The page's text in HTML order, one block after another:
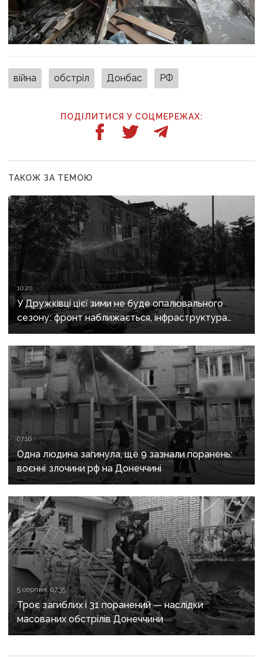
війна обстріл Донбас РФ
ПОДІЛИТИСЯ У СОЦМЕРЕЖАХ:
ТАКОЖ ЗА ТЕМОЮ
10:20
У Дружківці цієї зими не буде опалювального
сезону: фронт наближається, інфраструктура
критично зруйнована
07:16
Одна людина загинула, ще 9 зазнали поранень:
воєнні злочини рф на Донеччині
5 серпня, 07:35
Троє загиблих і 31 поранений — наслідки
масованих обстрілів Донеччини